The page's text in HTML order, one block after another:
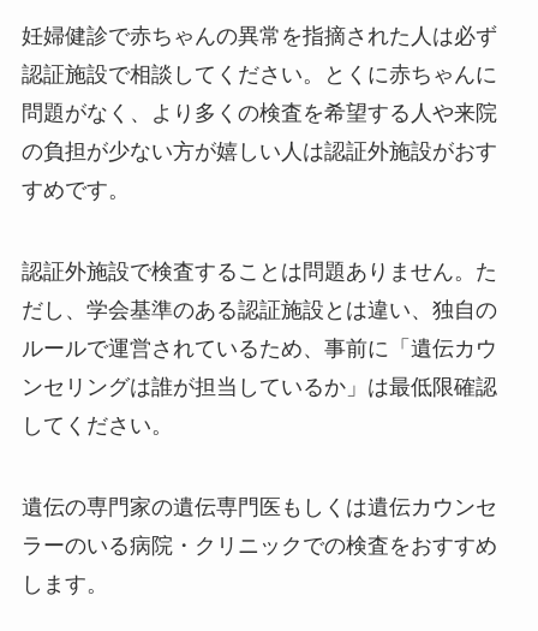
妊婦健診で赤ちゃんの異常を指摘された人は必ず
認証施設で相談してください。とくに赤ちゃんに
問題がなく、より多くの検査を希望する人や来院
の負担が少ない方が嬉しい人は認証外施設がおす
すめです。
認証外施設で検査することは問題ありません。た
だし、学会基準のある認証施設とは違い、独自の
ルールで運営されているため、事前に「遺伝カウ
ンセリングは誰が担当しているか」は最低限確認
してください。
遺伝の専門家の遺伝専門医もしくは遺伝カウンセ
ラーのいる病院・クリニックでの検査をおすすめ
します。